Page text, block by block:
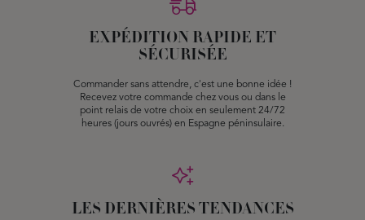
EXPÉDITION RAPIDE ET
SÉCURISÉE
Commander sans attendre, c'est une bonne idée !
Recevez votre commande chez vous ou dans le
point relais de votre choix en seulement 24/72
heures (jours ouvrés) en Espagne péninsulaire.
LES DERNIÈRES TENDANCES